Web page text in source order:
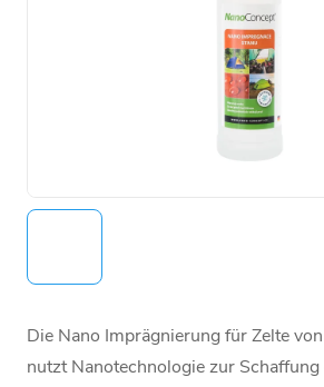
Die Nano Imprägnierung für Zelte
nutzt Nanotechnologie zur